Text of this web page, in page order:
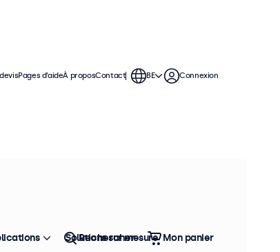
disposent d'un repose-
un grand angle de vision
Top vente
Pages d’aideÀ proposContact BE Connexion
Solutions sur mesure
Rechercher Mon panier